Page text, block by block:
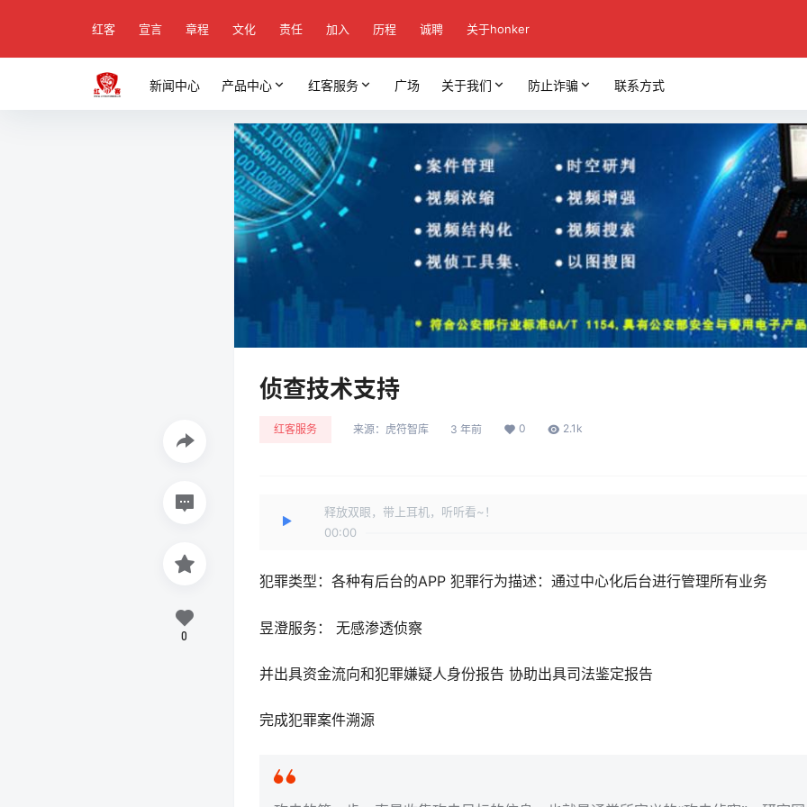
红客 宣言 章程 文化 责任 加入 历程 诚聘 关于honker
新闻中心 产品中心 红客服务 广场 关于我们 防止诈骗 联系方式
侦查技术支持
红客服务 来源： 虎符智库 3 年前 0 2.1k
释放双眼，带上耳机，听听看~！
00:00
犯罪类型：各种有后台的APP 犯罪行为描述：通过中心化后台进行管理所有业务
昱澄服务： 无感渗透侦察
并出具资金流向和犯罪嫌疑人身份报告 协助出具司法鉴定报告
完成犯罪案件溯源
0